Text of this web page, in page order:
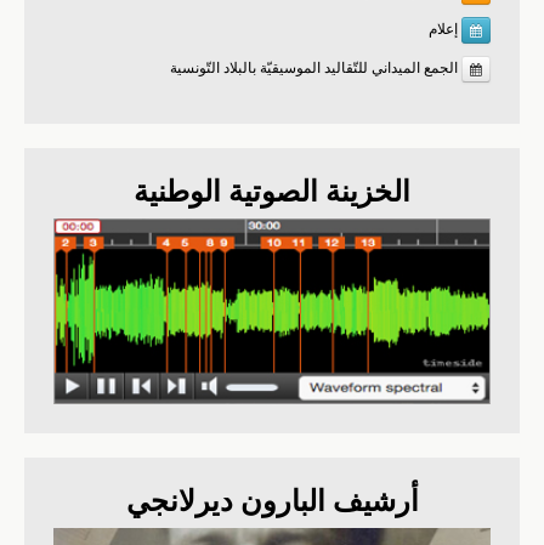
إعلام
الجمع الميداني للتّقاليد الموسيقيّة بالبلاد التّونسية
الخزينة الصوتية الوطنية
أرشيف البارون ديرلانجي